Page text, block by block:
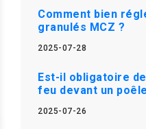
Comment bien
granulés MCZ ?
2025-07-28
Est-il obligatoire
feu devant un
2025-07-26